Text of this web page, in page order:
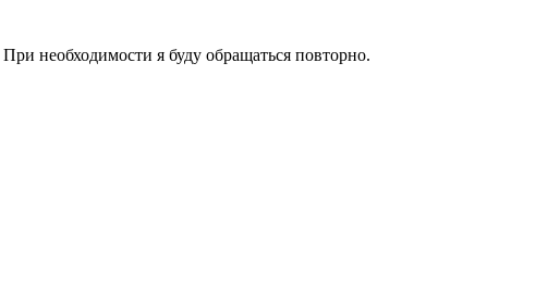
необходимости я буду обращаться повторно.